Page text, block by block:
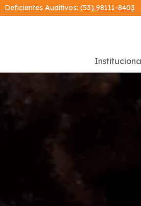
Deficientes Auditivos: (53) 98111-8403